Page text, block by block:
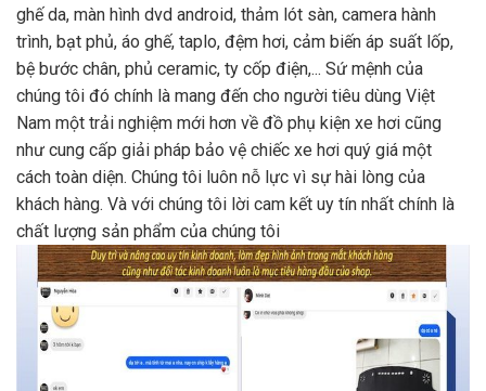
ghế da, màn hình dvd android, thảm lót sàn, camera hành
trình, bạt phủ, áo ghế, taplo, đệm hơi, cảm biến áp suất lốp,
bệ bước chân, phủ ceramic, ty cốp điện,... Sứ mệnh của
chúng tôi đó chính là mang đến cho người tiêu dùng Việt
Nam một trải nghiệm mới hơn về đồ phụ kiện xe hơi cũng
như cung cấp giải pháp bảo vệ chiếc xe hơi quý giá một
cách toàn diện. Chúng tôi luôn nỗ lực vì sự hài lòng của
khách hàng. Và với chúng tôi lời cam kết uy tín nhất chính là
chất lượng sản phẩm của chúng tôi